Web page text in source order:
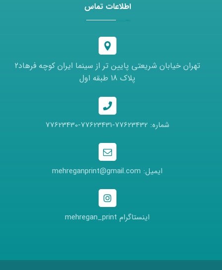
اطلاعات تماس
تهران خیابان شریعتی پایین تر از سینما ایران کوچه فرهاد2
پلاک 18 طبقه اول
شماره: 77623432-77623431-77623430
ایمیل: mehreganprint@gmail.com
اینستاگرام mehregan_print